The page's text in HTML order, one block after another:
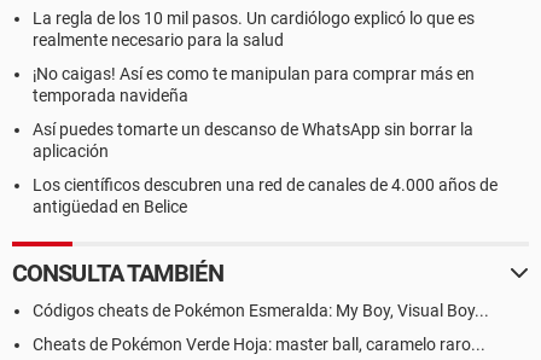
La regla de los 10 mil pasos. Un cardiólogo explicó lo que es
realmente necesario para la salud
¡No caigas! Así es como te manipulan para comprar más en
temporada navideña
Así puedes tomarte un descanso de WhatsApp sin borrar la
aplicación
Los científicos descubren una red de canales de 4.000 años de
antigüedad en Belice
CONSULTA TAMBIÉN
Códigos cheats de Pokémon Esmeralda: My Boy, Visual Boy...
Cheats de Pokémon Verde Hoja: master ball, caramelo raro...